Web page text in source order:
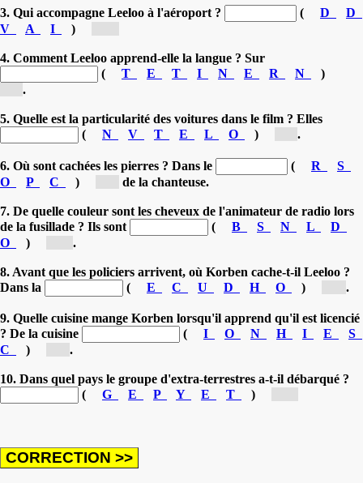
3. Qui accompagne Leeloo à l'aéroport ? ( D
D
V
A I )
4. Comment Leeloo apprend-elle la langue ? Sur
(
T E T I N E R N
)
.
5. Quelle est la particularité des voitures dans le film ? Elles
(
N V T E L O ) .
6. Où sont cachées les pierres ? Dans le ( R
S
O
P C ) de la chanteuse.
7. De quelle couleur sont les cheveux de l'animateur de radio lors
de la fusillade ? Ils sont
( B S N L
D
O
) .
8. Avant que les policiers arrivent, où Korben cache-t-il Leeloo ?
Dans la
( E C U D H O ) .
9. Quelle cuisine mange Korben lorsqu'il apprend qu'il est licencié
? De la cuisine
( I O N H I E
S
C
) .
10. Dans quel pays le groupe d'extra-terrestres a-t-il débarqué ?
(
G E P Y E T )